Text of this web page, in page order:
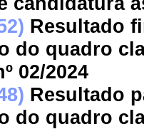
Resultado
do quadro
02/2024
Resultado
do quadro